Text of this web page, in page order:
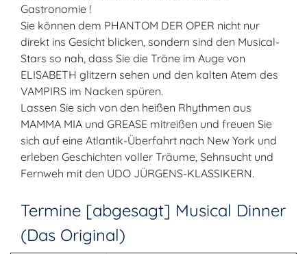
Gastronomie !
Sie können dem PHANTOM DER OPER nicht nur
direkt ins Gesicht blicken, sondern sind den Musical-
Stars so nah, dass Sie die Träne im Auge von
ELISABETH glitzern sehen und den kalten Atem des
VAMPIRS im Nacken spüren.
Lassen Sie sich von den heißen Rhythmen aus
MAMMA MIA und GREASE mitreißen und freuen Sie
sich auf eine Atlantik-Überfahrt nach New York und
erleben Geschichten voller Träume, Sehnsucht und
Fernweh mit den UDO JÜRGENS-KLASSIKERN.
Termine [abgesagt] Musical Dinner
(Das Original)